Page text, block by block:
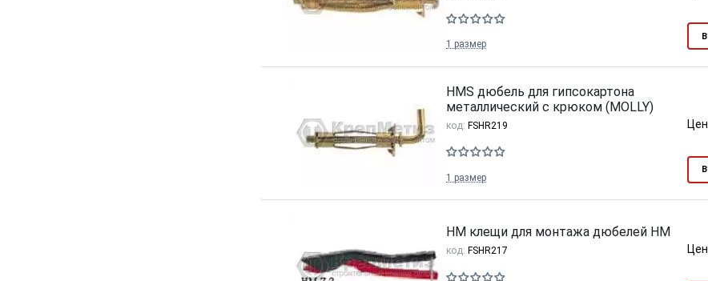
1 размер
HMS дюбель для гипсокартона
металлический c крюком (MOLLY)
код: FSHR219
1 размер
HM клещи для монтажа дюбелей HM
код: FSHR217